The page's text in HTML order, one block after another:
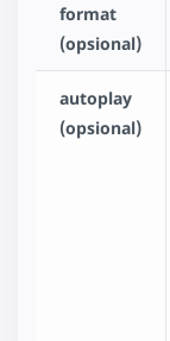
format
(opsional)
autoplay
(opsional)